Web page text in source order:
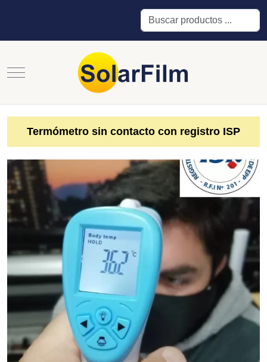
Buscar
Mobile Menu Toggle
Termómetro sin contacto con registro ISP